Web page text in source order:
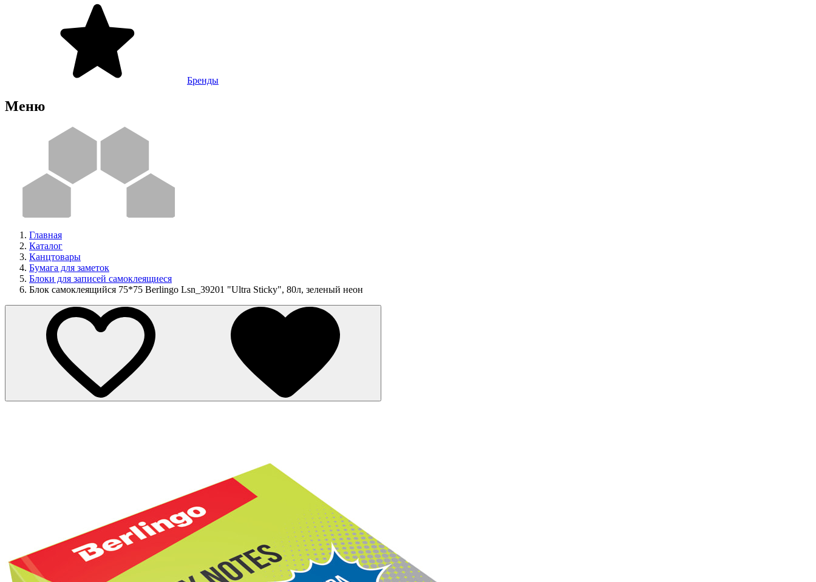
Бренды
Меню
Главная
Каталог
Канцтовары
Бумага для заметок
Блоки для записей самоклеящиеся
Блок самоклеящийся 75*75 Berlingo Lsn_39201 "Ultra Sticky", 80л, зеленый неон